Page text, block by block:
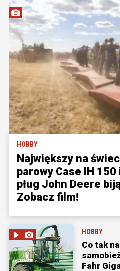
HOBBY
Największy na
parowy Case IH
pług John Deere
Zobacz film!
HOBBY
Co tak
Fahr